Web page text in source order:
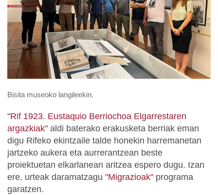
Bisita museoko langileekin.
"Rif 1923. Eustaquio Berriochoa Elgarrestaren
argazkiak" aldi baterako erakusketa berriak eman
digu Rifeko ekintzaile talde honekin harremanetan
jartzeko aukera eta aurrerantzean beste
proiektuetan elkarlanean aritzea espero dugu. Izan
ere, urteak daramatzagu "Migrazioak" programa
garatzen.